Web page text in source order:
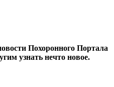
Похоронного Портала
узнать нечто новое.